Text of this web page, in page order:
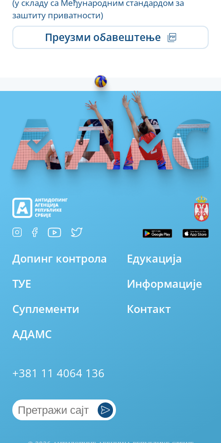
(у складу са Међународним стандардом за
заштиту приватности)
Преузми обавештење
Допинг контрола
ТУЕ
Суплементи
АДАМС
Едукација
Информације
Контакт
+381 11 4064 136